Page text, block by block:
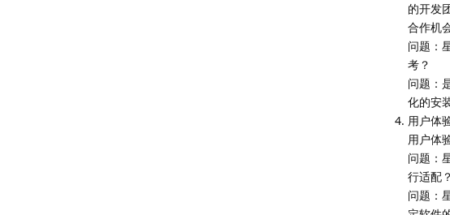
的开发
合作机
问题：
考？
问题：
化的安
用户体
用户体
问题：
行适配？
问题：